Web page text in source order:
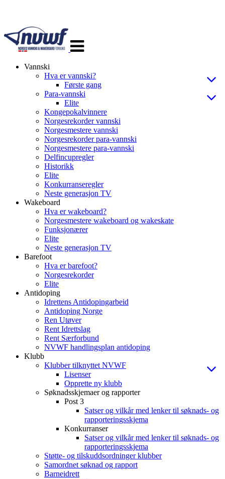
navigasjon
Vannski
Hva er vannski?
Første gang
Para-vannski
Elite
Kongepokalvinnere
Norgesrekorder vannski
Norgesmestere vannski
Norgesrekorder para-vannski
Norgesmestere para-vannski
Delfincupregler
Historikk
Elite
Konkurranseregler
Neste generasjon TV
Wakeboard
Hva er wakeboard?
Norgesmestere wakeboard og wakeskate
Funksjonærer
Elite
Neste generasjon TV
Barefoot
Hva er barefoot?
Norgesrekorder
Elite
Antidoping
Idrettens Antidopingarbeid
Antidoping Norge
Ren Utøver
Rent Idrettslag
Rent Særforbund
NVWF handlingsplan antidoping
Klubb
Klubber tilknyttet NVWF
Lisenser
Opprette ny klubb
Søknadsskjemaer og rapporter
Post 3
Satser og vilkår med lenker til søknads- og
rapporteringsskjema
Konkurranser
Satser og vilkår med lenker til søknads- og
rapporteringsskjema
Støtte- og tilskuddsordninger klubber
Samordnet søknad og rapport
Barneidrett